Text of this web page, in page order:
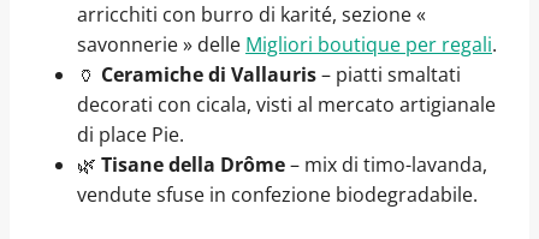
arricchiti con burro di karité, sezione «
savonnerie » delle Migliori boutique per regali.
🏺 Ceramiche di Vallauris– piatti smaltati
decorati con cicala, visti al mercato artigianale
di place Pie.
🌿 Tisane della Drôme– mix di timo-lavanda,
vendute sfuse in confezione biodegradabile.